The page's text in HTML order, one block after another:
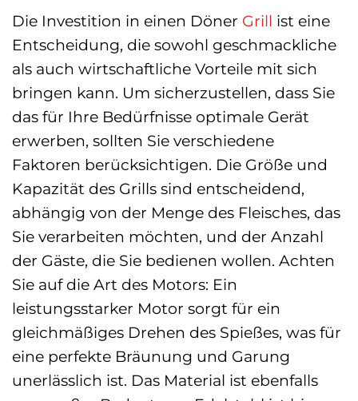
Die Investition in einen Döner Grill ist eine
Entscheidung, die sowohl geschmackliche
als auch wirtschaftliche Vorteile mit sich
bringen kann. Um sicherzustellen, dass Sie
das für Ihre Bedürfnisse optimale Gerät
erwerben, sollten Sie verschiedene
Faktoren berücksichtigen. Die Größe und
Kapazität des Grills sind entscheidend,
abhängig von der Menge des Fleisches, das
Sie verarbeiten möchten, und der Anzahl
der Gäste, die Sie bedienen wollen. Achten
Sie auf die Art des Motors: Ein
leistungsstarker Motor sorgt für ein
gleichmäßiges Drehen des Spießes, was für
eine perfekte Bräunung und Garung
unerlässlich ist. Das Material ist ebenfalls